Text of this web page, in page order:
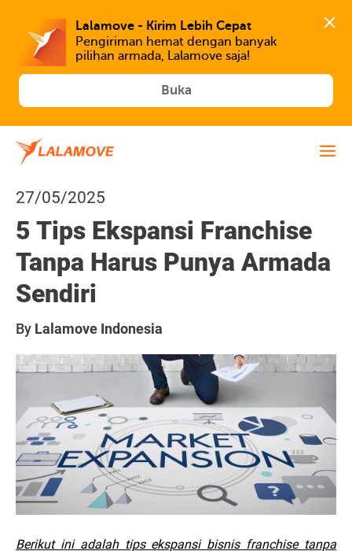
Lalamove - Kirim Lebih Cepat
Pengiriman hemat dengan banyak
Buka
27/05/2025
5 Tips Ekspansi Franchise
Tanpa Harus Punya Armada
Sendiri
By Lalamove Indonesia
Berikut ini adalah tips ekspansi bisnis franchise tanpa